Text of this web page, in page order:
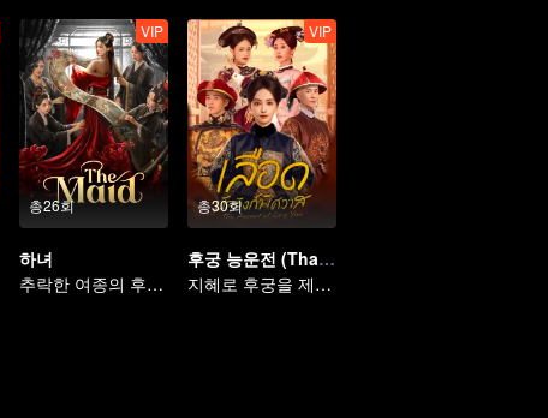
총26회
VIP
하녀
추락한 여종의 후택 공심기
총30회
VIP
후궁 능운전 (Thai Ver.)
지혜로 후궁을 제압한다! 고아 궁녀의 육궁 정복기